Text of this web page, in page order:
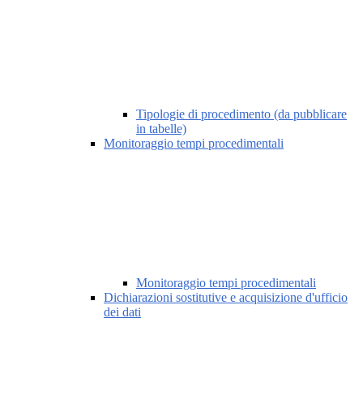
Tipologie di procedimento (da pubblicare
in tabelle)
Monitoraggio tempi procedimentali
Monitoraggio tempi procedimentali
Dichiarazioni sostitutive e acquisizione d'ufficio
dei dati